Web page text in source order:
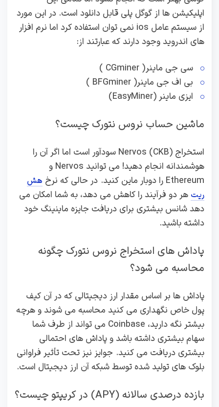
اپلیکیشن ها از گوگل پلی قابل دانلود است. در این مورد
از سیستم عامل ios نمی توان استفاده کرد اما نرم افزار
های اندروید وجود دارند که عبارتند از:
سی‌ جی‌ ماینر ( CGminer )
بی‌ اف‌ جی‌ ماینر( BFGminer )
ایزی‌ ماینر (EasyMiner)
ماشین حساب نروس نتورک چیست؟
استخراج Nervos (CKB) سودآور است اما اگر آن را
هوشمندانه انجام دهید! می توانید Nervos و
Ethereum را دوبار ماین کنید. در حالی که نرخ
هش
ریت هر دو فرآیند را کاهش می دهد، به شما امکان می
دهد شانس بیشتری برای دریافت جایزه ماینینگ خود
داشته باشید.
پاداش های استخراج نروس نتورک چگونه
محاسبه می شود؟
پاداش‌ ها بر اساس مقدار ارز دیجیتالی که در آن کیف
پول خاص نگهداری می‌ کنید محاسبه می‌ شوند و هرچه
بیشتر نگه دارید، Coinbase می‌ تواند از طرف شما
سهام بیشتری داشته باشد و پاداش‌ های احتمالی
بیشتری دریافت می‌ کنید. جوایز نیز تحت تأثیر فراوانی
بلوک‌ های تولید شده توسط شبکه آن ارز دیجیتال است.
بازده درصدی سالانه (APY) در کریپتو چیست؟